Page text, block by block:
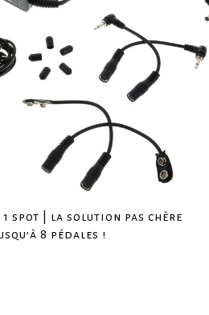
spot | la solution pas chère
8 pédales !